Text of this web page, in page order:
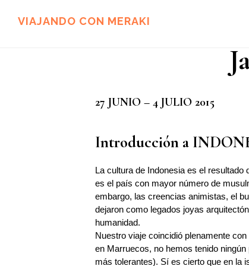
VIAJANDO CON MERAKI
27 JUNIO – 4 JULIO 2015
Introducción a
La cultura de Indonesia es el
es el país con mayor número de
embargo, las creencias animistas, el
dejaron como legados joyas
humanidad.
Nuestro viaje coincidió plenamente
en Marruecos, no hemos tenido
más tolerantes). Sí es cierto que en la